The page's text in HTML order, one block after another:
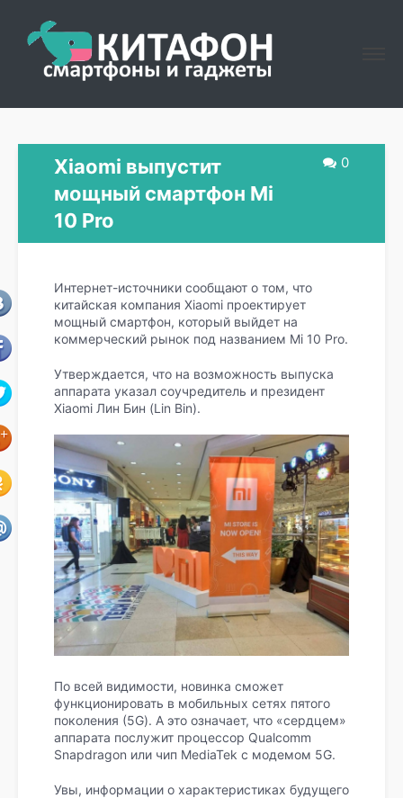
0
Xiaomi выпустит
мощный смартфон Mi
10 Pro
Интернет-источники сообщают о том, что
китайская компания Xiaomi проектирует
мощный смартфон, который выйдет на
коммерческий рынок под названием Mi 10 Pro.
Утверждается, что на возможность выпуска
аппарата указал соучредитель и президент
Xiaomi Лин Бин (Lin Bin).
По всей видимости, новинка сможет
функционировать в мобильных сетях пятого
поколения (5G). А это означает, что «сердцем»
аппарата послужит процессор Qualcomm
Snapdragon или чип MediaTek с модемом 5G.
Увы, информации о характеристиках будущего